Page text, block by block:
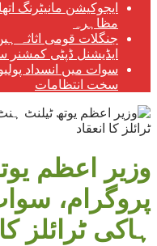
ایجوکیشن مانیٹرنگ
مظاہرہ
جنگلات قومی اثاثہ
ایڈیشنل ڈپٹی
سوات میں انسداد
سخت انتظامات
وزیر اعظم
پروگرام،
ہاکی ٹرائلز